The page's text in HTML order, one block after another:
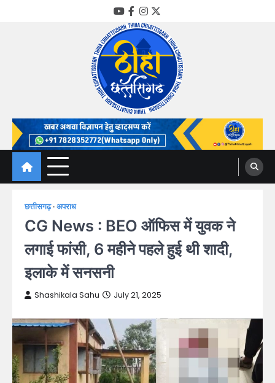
YouTube
Facebook
Instagram
Twitter
Thiha Chhattisgarh
गोठ जन-जन के
छत्तीसगढ़ अपराध
CG News : BEO ऑफिस में युवक ने
लगाई फांसी, 6 महीने पहले हुई थी शादी,
इलाके में सनसनी
Shashikala Sahu July 21, 2025